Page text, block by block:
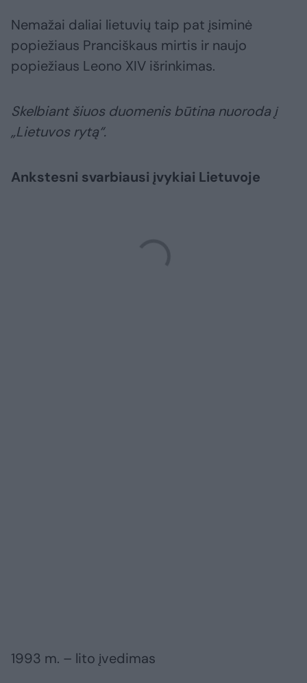
Nemažai daliai lietuvių taip pat įsiminė
popiežiaus Pranciškaus mirtis ir naujo
popiežiaus Leono XIV išrinkimas.
Skelbiant šiuos duomenis būtina nuoroda į
„Lietuvos rytą“.
Ankstesni svarbiausi įvykiai Lietuvoje
1993 m. – lito įvedimas